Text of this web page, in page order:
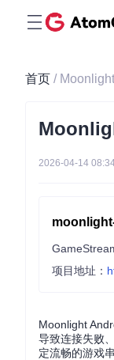
首页 /
2026-04-14
项目地址：
Moonlight
导致连接失败
定流畅的游戏